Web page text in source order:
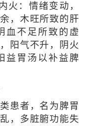
火：情绪变动，
，木旺所致的肝
血不足所致的虚
阳气不升，阴火
益胃汤以补益脾
者，名为脾胃
，多脏腑功能失